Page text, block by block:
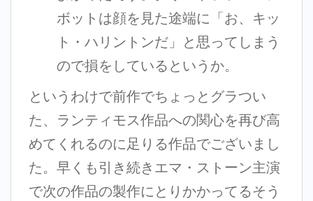
ボットは顔を見た途端に「お、キッ
ト・ハリントンだ」と思ってしまう
ので損をしているというか。
というわけで前作でちょっとグラつい
た、ランティモス作品への関心を再び高
めてくれるのに足りる作品でございまし
た。早くも引き続きエマ・ストーン主演
で次の作品の製作にとりかかってるそう